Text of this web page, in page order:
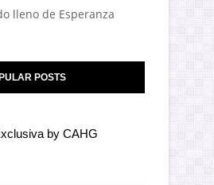
lleno de Esperanza
POSTS
by CAHG